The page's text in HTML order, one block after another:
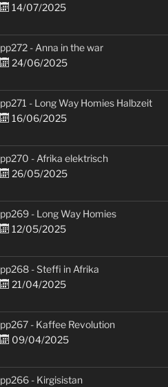
14/07/2025
pp272 - Anna in the war
24/06/2025
pp271 - Long Way Homies Halbzeit
16/06/2025
pp270 - Afrika elektrisch
26/05/2025
pp269 - Long Way Homies
12/05/2025
pp268 - Steffi in Afrika
21/04/2025
pp267 - Kaffee Revolution
09/04/2025
pp266 - Kirgisistan